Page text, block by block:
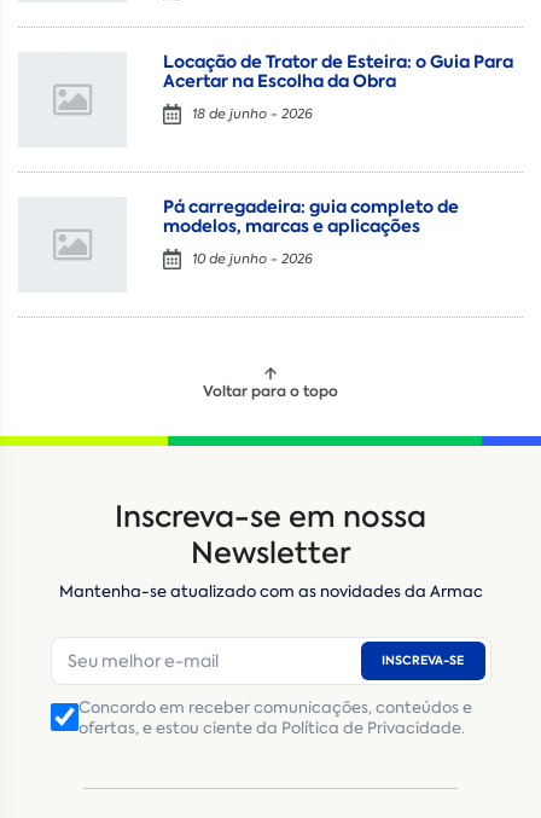
Locação de Trator de Esteira: o Guia Para
Acertar na Escolha da Obra
18 de junho - 2026
Pá carregadeira: guia completo de
modelos, marcas e aplicações
10 de junho - 2026
Voltar para o topo
Inscreva-se em nossa
Newsletter
Mantenha-se atualizado com as novidades da Armac
INSCREVA-SE
Concordo em receber comunicações, conteúdos e
ofertas, e estou ciente da Política de Privacidade.
Locação Compra de seminovos
E-mail*
Número de telefone
CNPJ Inscrição Estadual(Produtor Rural)
CNPJ da empresa/ CPF - Produtor rural*